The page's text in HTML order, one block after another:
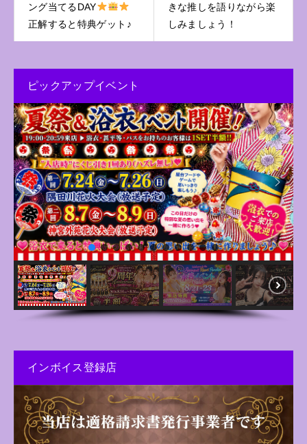
ング当てるDAY
正解すると特典ゲット♪
きな推しを語りながら楽
しみましょう！
ピックアップイベント
インボイス登録店